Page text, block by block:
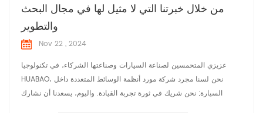
من خلال خبرتنا التي لا مثيل لها في مجال البحث
والتطوير
Nov 22 , 2024
عزيزي المتحمسين لصناعة السيارات وصناعتها الشركاء، في تكنولوجيا
HUABAO، نحن لسنا مجرد شركة مورد أنظمة الوسائط المتعددة داخل
السيارة; نحن شريك في ثورة تجربة القيادة. واليوم، يسعدنا أن نشارك